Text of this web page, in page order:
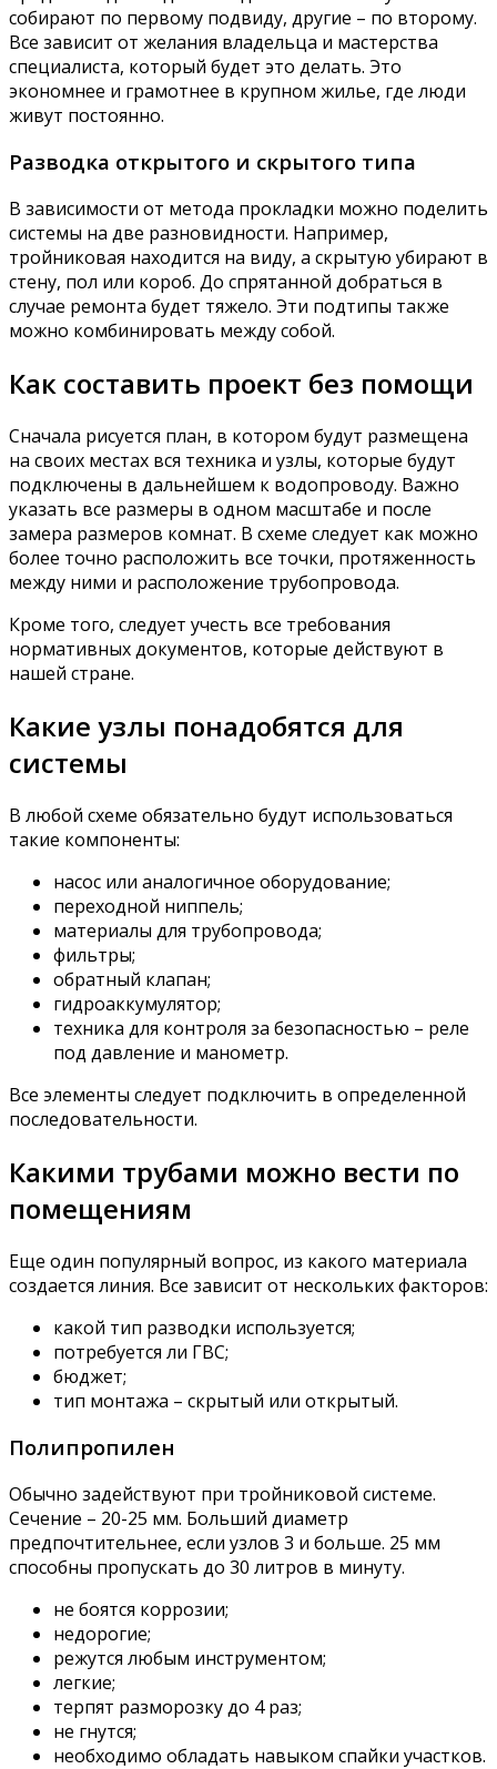
собирают по первому подвиду, другие – по второму.
Все зависит от желания владельца и мастерства
специалиста, который будет это делать. Это
экономнее и грамотнее в крупном жилье, где люди
живут постоянно.
Разводка открытого и скрытого типа
В зависимости от метода прокладки можно поделить
системы на две разновидности. Например,
тройниковая находится на виду, а скрытую убирают в
стену, пол или короб. До спрятанной добраться в
случае ремонта будет тяжело. Эти подтипы также
можно комбинировать между собой.
Как составить проект без помощи
Сначала рисуется план, в котором будут размещена
на своих местах вся техника и узлы, которые будут
подключены в дальнейшем к водопроводу. Важно
указать все размеры в одном масштабе и после
замера размеров комнат. В схеме следует как можно
более точно расположить все точки, протяженность
между ними и расположение трубопровода.
Кроме того, следует учесть все требования
нормативных документов, которые действуют в
нашей стране.
Какие узлы понадобятся для
системы
В любой схеме обязательно будут использоваться
такие компоненты:
насос или аналогичное оборудование;
переходной ниппель;
материалы для трубопровода;
фильтры;
обратный клапан;
гидроаккумулятор;
техника для контроля за безопасностью – реле
под давление и манометр.
Все элементы следует подключить в определенной
последовательности.
Какими трубами можно вести по
помещениям
Еще один популярный вопрос, из какого материала
создается линия. Все зависит от нескольких факторов:
какой тип разводки используется;
потребуется ли ГВС;
бюджет;
тип монтажа – скрытый или открытый.
Полипропилен
Обычно задействуют при тройниковой системе.
Сечение – 20-25 мм. Больший диаметр
предпочтительнее, если узлов 3 и больше. 25 мм
способны пропускать до 30 литров в минуту.
не боятся коррозии;
недорогие;
режутся любым инструментом;
легкие;
терпят разморозку до 4 раз;
не гнутся;
необходимо обладать навыком спайки участков.